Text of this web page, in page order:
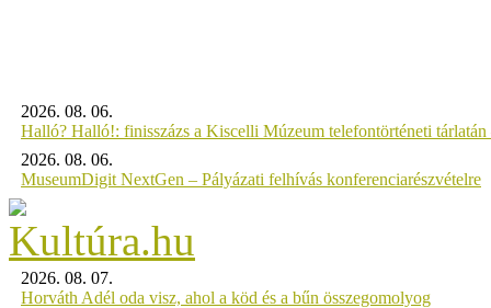
2026. 08. 06.
Halló? Halló!: finisszázs a Kiscelli Múzeum telefontörténeti tárlatán
2026. 08. 06.
MuseumDigit NextGen – Pályázati felhívás konferenciarészvételre
2026. 08. 07.
Horváth Adél oda visz, ahol a köd és a bűn összegomolyog